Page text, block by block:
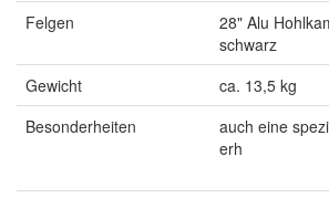
Felgen
28" Alu
schwarz
Gewicht
ca. 13,5 kg
Besonderheiten
auch eine
erh